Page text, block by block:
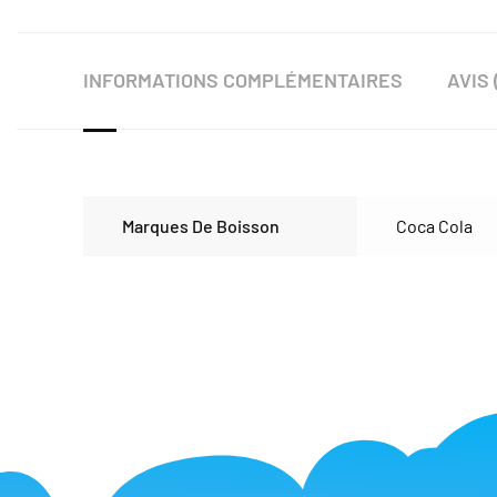
INFORMATIONS COMPLÉMENTAIRES AVIS
Marques De Boisson Coca Cola